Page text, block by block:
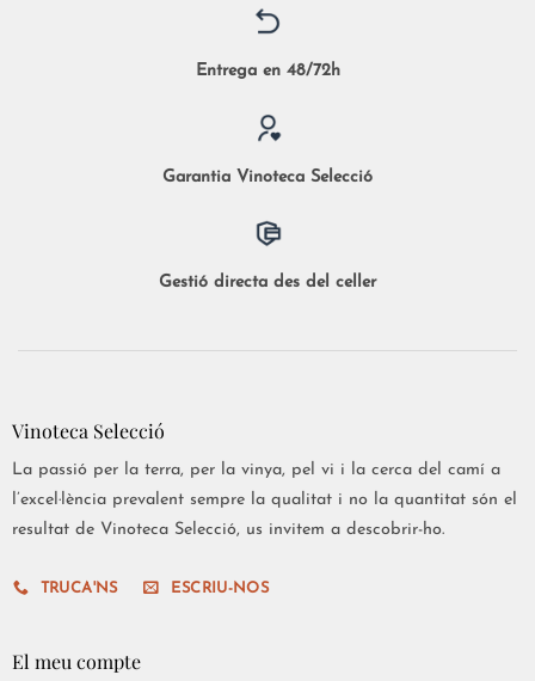
Entrega en 48/72h
Garantia Vinoteca Selecció
Gestió directa des del celler
Vinoteca Selecció
La passió per la terra, per la vinya, pel vi i la cerca del camí a
l’excel·lència prevalent sempre la qualitat i no la quantitat són el
resultat de Vinoteca Selecció, us invitem a descobrir-ho.
TRUCA'NS ESCRIU-NOS
El meu compte